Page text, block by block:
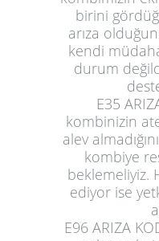
birini
arıza
kendi
durum
E35
kombinizin
alev
kombiye
beklemeliyiz.
ediyor ise
E96 ARIZA